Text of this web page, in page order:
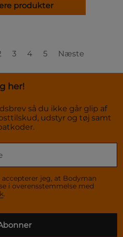
produkter
3 4 5 Næste
her!
så du ikke går glip af
udstyr og tøj samt
jeg, at Bodyman
i overensstemmelse med
.